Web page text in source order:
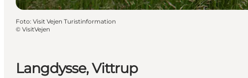
Langdysse, Vittrup
Foto: Visit Vejen Turistinformation
© VisitVejen